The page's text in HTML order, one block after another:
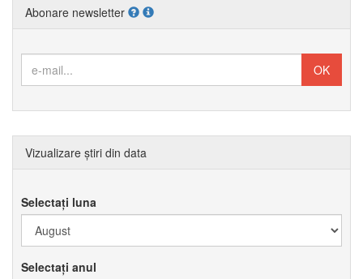
Abonare newsletter
Vizualizare știri din data
Selectați luna
Selectați anul